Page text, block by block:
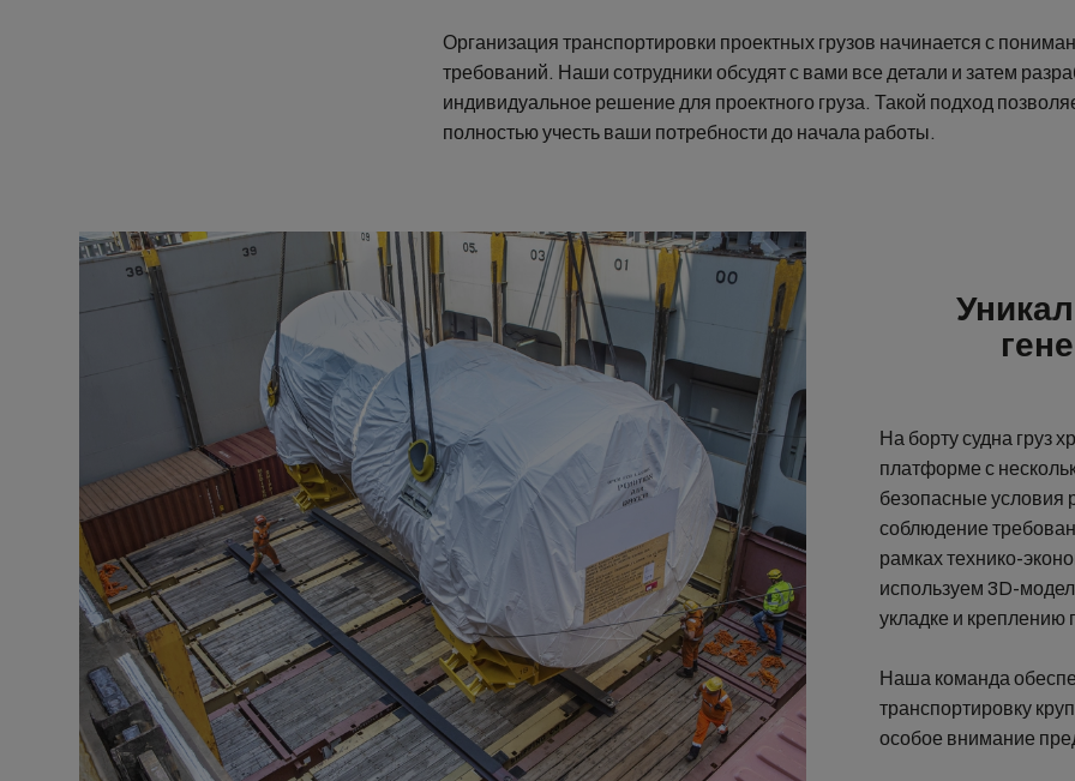
Организация транспортировки проектных грузов начинается с
требований. Наши сотрудники обсудят с вами все детали и затем
индивидуальное решение для проектного груза. Такой подход
полностью учесть ваши потребности до начала работы.
На борту судна груз
платформе с
безопасные условия
соблюдение
рамках технико-
используем 3D-
укладке и креплению
Наша команда
транспортировку
особое внимание